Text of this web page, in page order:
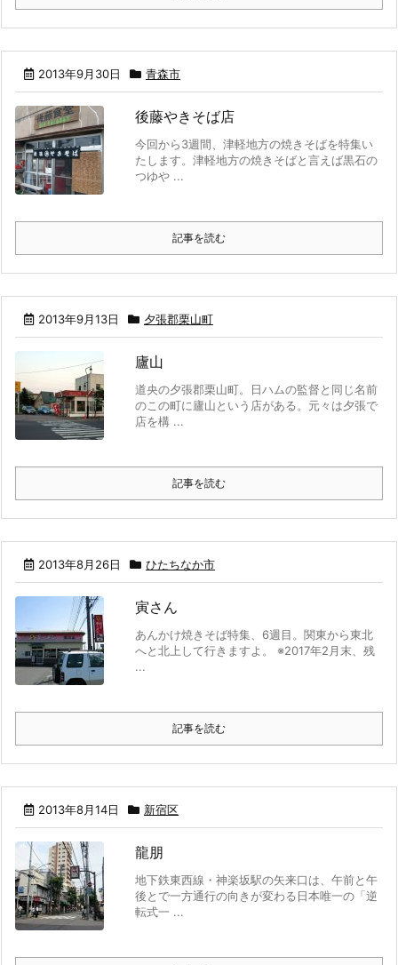
2013年9月30日 青森市
後藤やきそば店
今回から3週間、津軽地方の焼きそばを特集い
たします。津軽地方の焼きそばと言えば黒石の
つゆや ...
記事を読む
2013年9月13日 夕張郡栗山町
廬山
道央の夕張郡栗山町。日ハムの監督と同じ名前
のこの町に廬山という店がある。元々は夕張で
店を構 ...
記事を読む
2013年8月26日 ひたちなか市
寅さん
あんかけ焼きそば特集、6週目。関東から東北
へと北上して行きますよ。 ※2017年2月末、残
...
記事を読む
2013年8月14日 新宿区
龍朋
地下鉄東西線・神楽坂駅の矢来口は、午前と午
後とで一方通行の向きが変わる日本唯一の「逆
転式一 ...